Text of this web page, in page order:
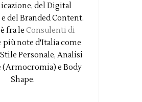
del Digital
del Branded Content.
fra le Consulenti di
più note d'Italia come
Personale, Analisi
(Armocromia) e Body
Shape.